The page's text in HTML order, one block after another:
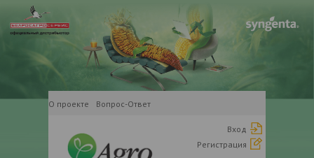
О проекте Вопрос-Ответ
Вход
Регистрация